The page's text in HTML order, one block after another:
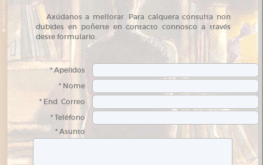
Axúdanos a mellorar. Para calquera consulta non
dubides en poñerte en contacto connosco a través
deste formulario.
* Apelidos
* Nome
* End. Correo
* Teléfono
* Asunto